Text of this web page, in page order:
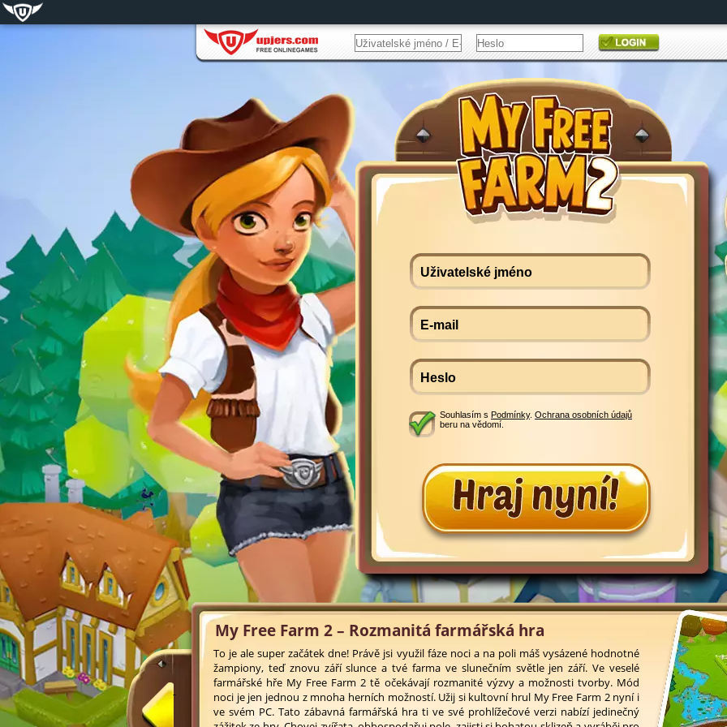
My Free Farm 2 – Rozmanitá farmářská hra
To je ale super začátek dne! Právě jsi využil fáze noci a na poli máš vysázené hodnotné
žampiony, teď znovu září slunce a tvé farma ve slunečním světle jen září. Ve veselé
farmářské hře My Free Farm 2 tě očekávají rozmanité výzvy a možnosti tvorby. Mód
noci je jen jednou z mnoha herních možností. Užij si kultovní hrul My Free Farm 2 nyní i
ve svém PC. Tato zábavná farmářská hra ti ve své prohlížečové verzi nabízí jedinečný
Souhlasím s Podmínky. Ochrana osobních údajů
beru na vědomí.